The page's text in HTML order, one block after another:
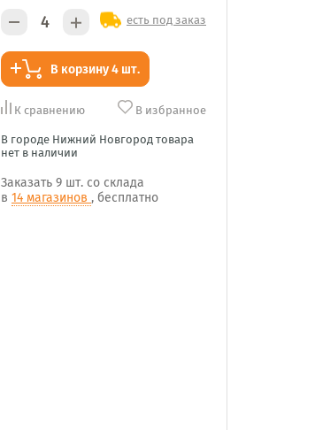
есть под заказ
В корзину 4 шт.
К сравнению В избранное
В городе Нижний Новгород товара
нет в наличии
Заказать 9 шт. со склада
в 14 магазинов , бесплатно